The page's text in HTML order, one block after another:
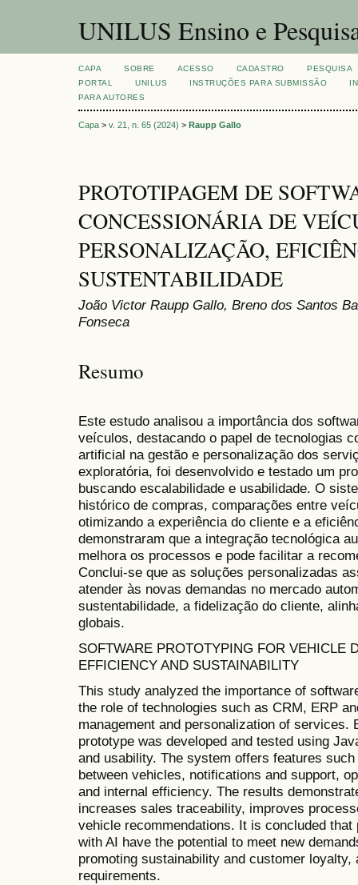
UNILUS Ensino e
CAPA SOBRE ACESSO CADASTRO
PESQUISA
PORTAL
UNILUS INSTRUÇÕES PARA SUBMISSÃO
PARA AUTORES
Capa > v. 21, n. 65 (2024) > Raupp Gallo
PROTOTIPAGEM DE
CONCESSIONÁRIA DE
PERSONALIZAÇÃO,
SUSTENTABILIDADE
João Victor Raupp Gallo, Breno dos Santos
Fonseca
Resumo
Este estudo analisou a importância dos
veículos, destacando o papel de tecnologias
artificial na gestão e personalização dos
exploratória, foi desenvolvido e testado um
buscando escalabilidade e usabilidade. O
histórico de compras, comparações entre
otimizando a experiência do cliente e a
demonstraram que a integração tecnológica
melhora os processos e pode facilitar a
Conclui-se que as soluções personalizadas
atender às novas demandas no mercado
sustentabilidade, a fidelização do cliente,
globais.
SOFTWARE PROTOTYPING FOR VEHICLE
EFFICIENCY AND SUSTAINABILITY
This study analyzed the importance of
the role of technologies such as CRM, ERP
management and personalization of services.
prototype was developed and tested using
and usability. The system offers features
between vehicles, notifications and support,
and internal efficiency. The results
increases sales traceability, improves
vehicle recommendations. It is concluded
with AI have the potential to meet new
promoting sustainability and customer
requirements.